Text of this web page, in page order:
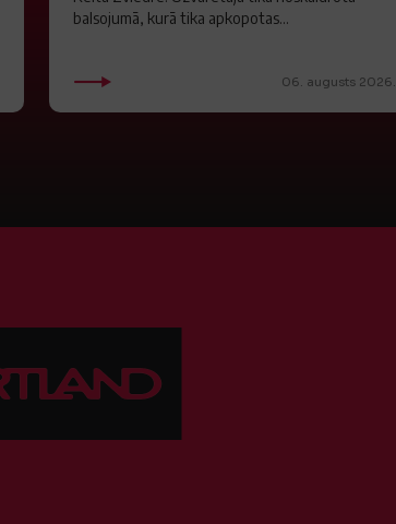
balsojumā, kurā tika apkopotas...
06. augusts 2026.